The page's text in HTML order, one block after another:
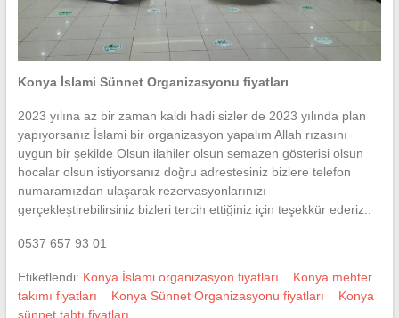
Konya İslami Sünnet Organizasyonu fiyatları
2023 yılına az bir zaman kaldı hadi sizler de 2023 yılında plan
yapıyorsanız İslami bir organizasyon yapalım Allah rızasını
uygun bir şekilde Olsun ilahiler olsun semazen gösterisi olsun
hocalar olsun istiyorsanız doğru adrestesiniz bizlere telefon
numaramızdan ulaşarak rezervasyonlarınızı
gerçekleştirebilirsiniz bizleri tercih ettiğiniz için teşekkür ederiz..
0537 657 93 01
Etiketlendi: Konya İslami organizasyon fiyatları
Konya mehter
takımı fiyatları
Konya Sünnet Organizasyonu fiyatları
Konya
sünnet tahtı fiyatları